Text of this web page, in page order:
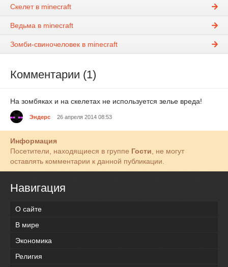
Скелет в minecraft
Ведьма в minecraft
Зомби-свиночеловек в minecraft
Комментарии (1)
На зомбяках и на скелетах не используется зелье вреда!
Эндерс 26 апреля 2014 08:53
Информация
Посетители, находящиеся в группе Гости , не могут
оставлять комментарии к данной публикации.
Навигация
О сайте
В мире
Экономика
Религия